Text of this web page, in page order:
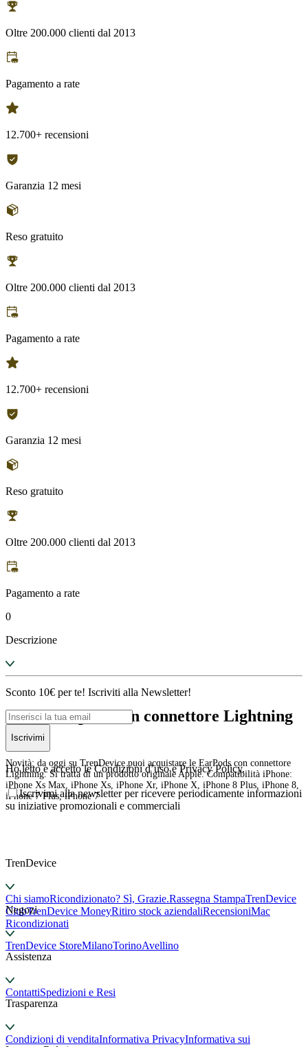
Oltre 200.000 clienti dal 2013
Pagamento a rate
12.700+ recensioni
Garanzia 12 mesi
Reso gratuito
Oltre 200.000 clienti dal 2013
Pagamento a rate
12.700+ recensioni
Garanzia 12 mesi
Reso gratuito
Oltre 200.000 clienti dal 2013
Pagamento a rate
0
Descrizione
Apple Earpods con connettore Lightning
nuovi.
Novità: da oggi su TrenDevice puoi acquistare le EarPods con connettore
Lightning. Si tratta di un prodotto originale Apple. Compatibilità iPhone:
iPhone Xs Max, iPhone Xs, iPhone Xr, iPhone X, iPhone 8 Plus, iPhone 8,
iPhone 7 Plus, iPhone 7
Sconto 10€ per te! Iscriviti alla Newsletter!
Iscrivimi
Ho letto e accetto le Condizioni d’uso e Privacy Policy.
Iscrivimi alla newsletter per ricevere periodicamente informazioni
su iniziative promozionali e commerciali
TrenDevice
Chi siamoRicondizionato? Sì, Grazie.Rassegna StampaTrenDevice
ClubTrenDevice MoneyRitiro stock aziendaliRecensioniMac
Ricondizionati
Negozi
TrenDevice StoreMilanoTorinoAvellino
Assistenza
ContattiSpedizioni e Resi
Trasparenza
Condizioni di venditaInformativa PrivacyInformativa sui